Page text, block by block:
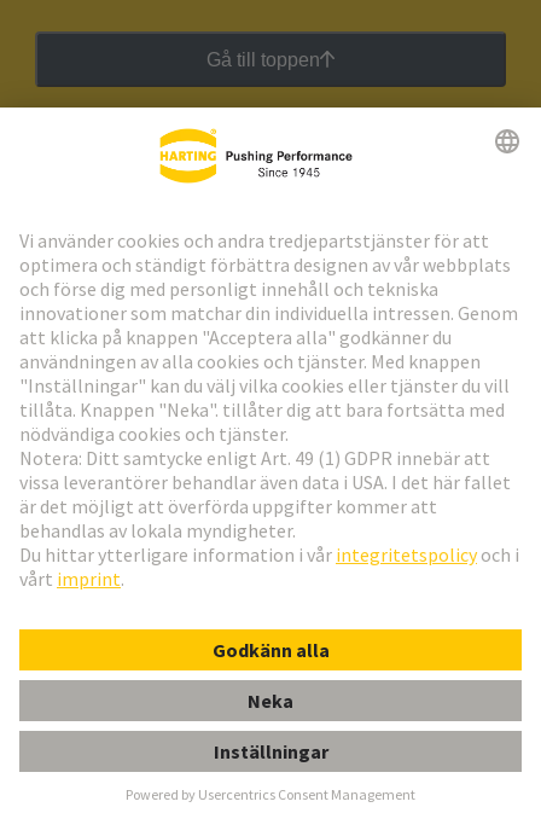
Acces. Uni Seal Black PG 13.5
Gå till toppen
HARTING:s nyhetsbrev
Gå till registrering
Social Media
Sverige
© Teknologi-koncernen HARTING
ImprintIntegritetspolicy
Kundinformation